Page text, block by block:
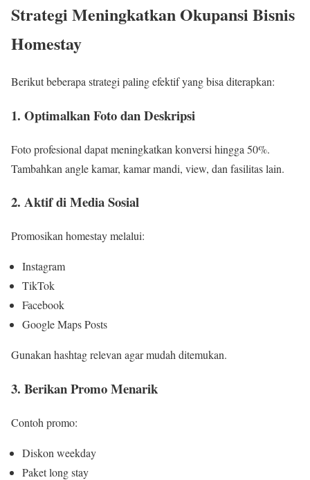
Strategi Meningkatkan Okupansi Bisnis
Homestay
Berikut beberapa strategi paling efektif yang bisa diterapkan:
1. Optimalkan Foto dan Deskripsi
Foto profesional dapat meningkatkan konversi hingga 50%.
Tambahkan angle kamar, kamar mandi, view, dan fasilitas lain.
2. Aktif di Media Sosial
Promosikan homestay melalui:
Instagram
TikTok
Facebook
Google Maps Posts
Gunakan hashtag relevan agar mudah ditemukan.
3. Berikan Promo Menarik
Contoh promo:
Diskon weekday
Paket long stay